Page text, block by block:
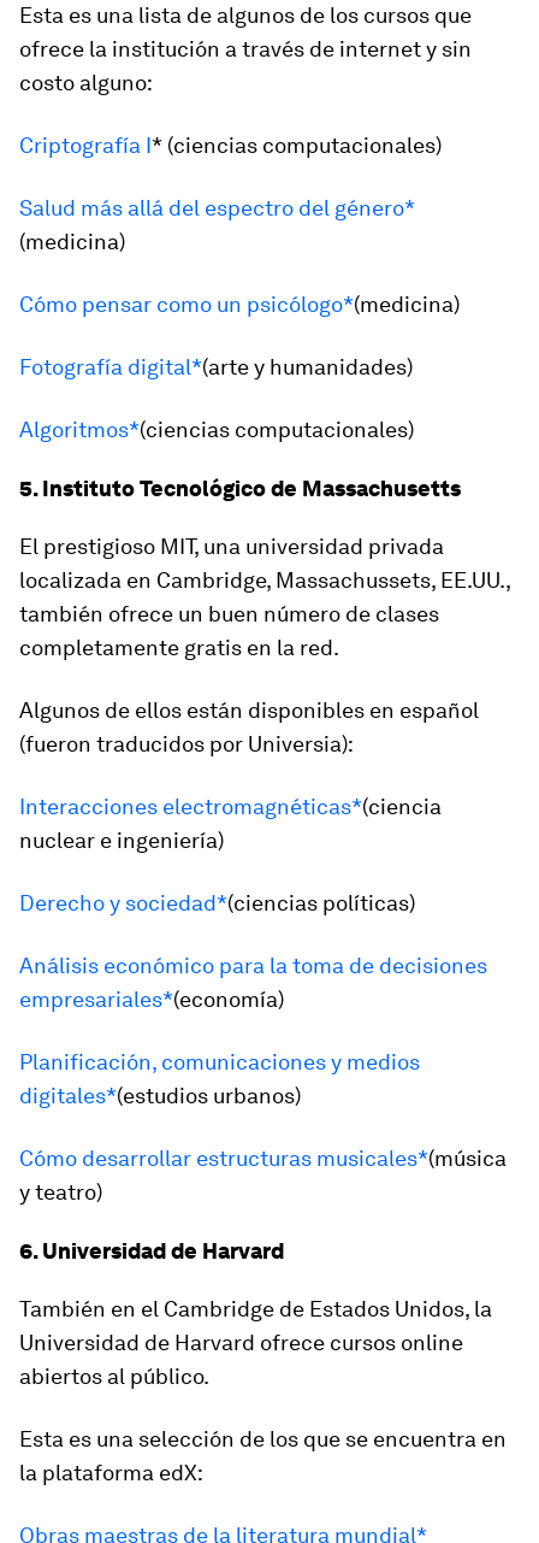
Esta es una lista de algunos de los cursos que
ofrece la institución a través de internet y sin
costo alguno:
Criptografía I* (ciencias computacionales)
Salud más allá del espectro del género*
(medicina)
Cómo pensar como un psicólogo*(medicina)
Fotografía digital*(arte y humanidades)
Algoritmos*(ciencias computacionales)
5. Instituto Tecnológico de Massachusetts
El prestigioso MIT, una universidad privada
localizada en Cambridge, Massachussets, EE.UU.,
también ofrece un buen número de clases
completamente gratis en la red.
Algunos de ellos están disponibles en español
(fueron traducidos por Universia):
Interacciones electromagnéticas*(ciencia
nuclear e ingeniería)
Derecho y sociedad*(ciencias políticas)
Análisis económico para la toma de decisiones
empresariales*(economía)
Planificación, comunicaciones y medios
digitales*(estudios urbanos)
Cómo desarrollar estructuras musicales*(música
y teatro)
6. Universidad de Harvard
También en el Cambridge de Estados Unidos, la
Universidad de Harvard ofrece cursos online
abiertos al público.
Esta es una selección de los que se encuentra en
la plataforma edX:
Obras maestras de la literatura mundial*